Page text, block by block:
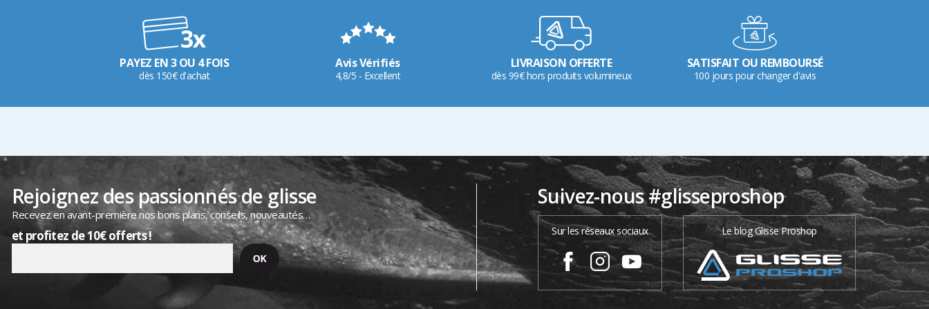
PAYEZ EN 3 OU 4 FOIS
dès 150€ d'achat
Avis Vérifiés
4,8/5 - Excellent
LIVRAISON OFFERTE
dès 99€ hors produits volumineux
SATISFAIT OU REMBOURSÉ
100 jours pour changer d'avis
Rejoignez des passionnés de glisse
Recevez en avant-première nos bons plans, conseils, nouveautés…
et profitez de 10€ offerts !
Suivez-nous #glisseproshop
Sur les réseaux sociaux Le blog Glisse Proshop